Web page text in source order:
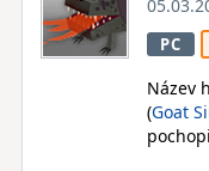
PC
Název
(Goat